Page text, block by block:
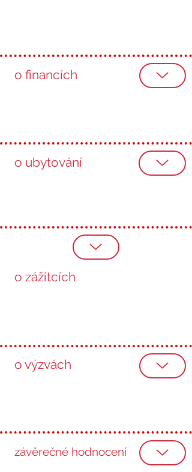
o financích
o ubytování
o zážitcích
o výzvách
závěrečné hodnocení